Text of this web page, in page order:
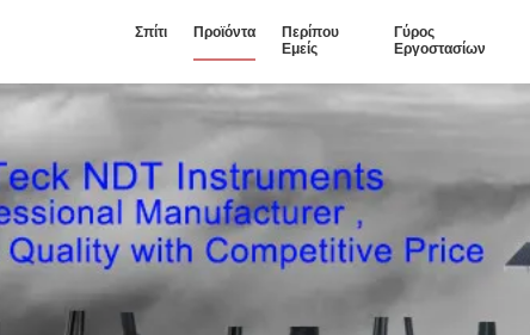
Σπίτι Προϊόντα
Περίπου
Εμείς
Γύρος
Εργοστασίων